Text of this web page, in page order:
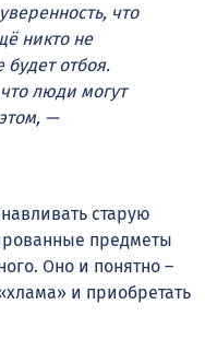
что
никто не
будет отбоя.
люди могут
—
старую
предметы
Оно и понятно –
и приобретать